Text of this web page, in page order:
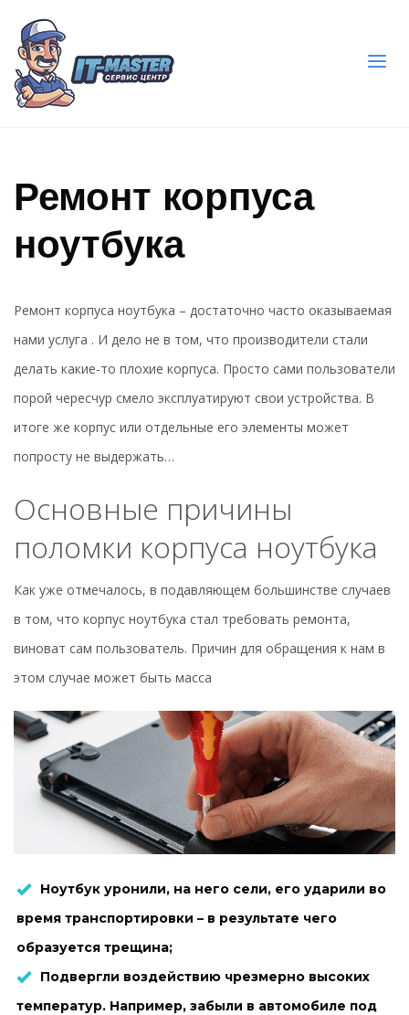
Ремонт корпуса
ноутбука
Ремонт корпуса ноутбука – достаточно часто оказываемая
нами услуга . И дело не в том, что производители стали
делать какие-то плохие корпуса. Просто сами пользователи
порой чересчур смело эксплуатируют свои устройства. В
итоге же корпус или отдельные его элементы может
попросту не выдержать…
Основные причины
поломки корпуса ноутбука
Как уже отмечалось, в подавляющем большинстве случаев
в том, что корпус ноутбука стал требовать ремонта,
виноват сам пользователь. Причин для обращения к нам в
этом случае может быть масса
Ноутбук уронили, на него сели, его ударили во
время транспортировки – в результате чего
образуется трещина;
Подвергли воздействию чрезмерно высоких
температур. Например, забыли в автомобиле под